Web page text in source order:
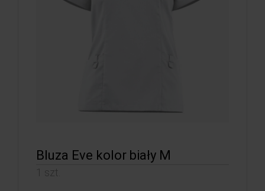
Bluza Eve kolor biały M
1 szt.